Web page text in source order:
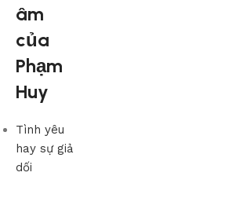
âm
của
Phạm
Huy
Tình yêu
hay sự giả
dối